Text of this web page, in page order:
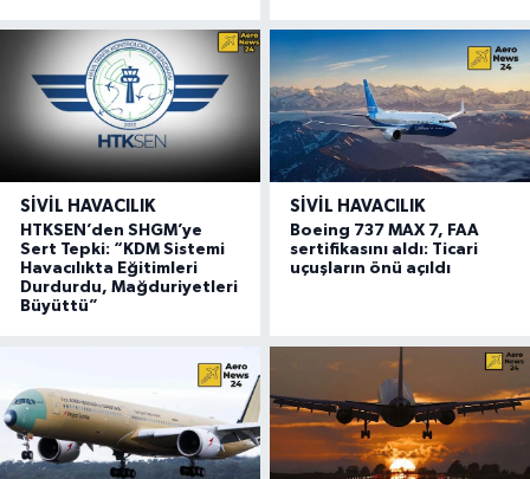
SIVIL HAVACILIK
HTKSEN’den SHGM’ye
Sert Tepki: “KDM Sistemi
Havacılıkta Eğitimleri
Durdurdu, Mağduriyetleri
Büyüttü”
SIVIL HAVACILIK
Boeing 737 MAX 7, FAA
sertifikasını aldı: Ticari
uçuşların önü açıldı